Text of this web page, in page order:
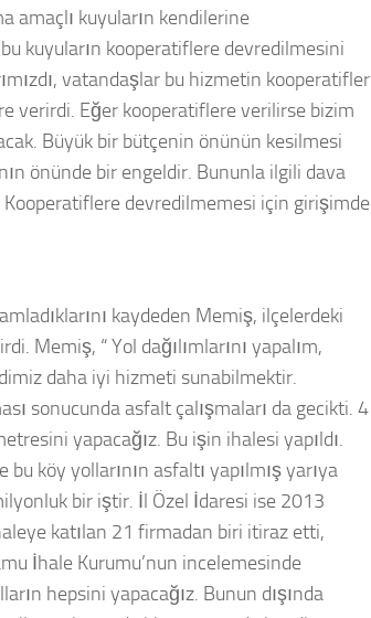
amaçlı kuyuların kendilerine
kuyuların kooperatiflere devredilmesini
vatandaşlar bu hizmetin kooperatifler
verirdi. Eğer kooperatiflere verilirse bizim
Büyük bir bütçenin önünün kesilmesi
önünde bir engeldir. Bununla ilgili dava
Kooperatiflere devredilmemesi için girişimde
kaydeden Memiş, ilçelerdeki
Memiş, “ Yol dağılımlarını yapalım,
daha iyi hizmeti sunabilmektir.
sonucunda asfalt çalışmaları da gecikti. 4
yapacağız. Bu işin ihalesi yapıldı.
köy yollarının asfaltı yapılmış yarıya
bir iştir. İl Özel İdaresi ise 2013
katılan 21 firmadan biri itiraz etti,
İhale Kurumu’nun incelemesinde
hepsini yapacağız. Bunun dışında